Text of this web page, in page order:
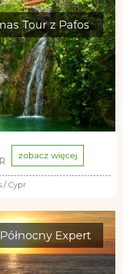
Tour z Pafos
zobacz więcej
/ Cypr
Expert